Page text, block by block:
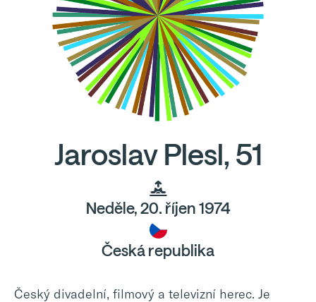
Jaroslav Plesl, 51
Neděle, 20. říjen 1974
Česká republika
Český divadelní, filmový a televizní herec. Je